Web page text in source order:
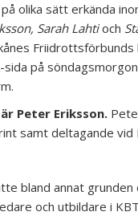
olika sätt erkända
Sarah Lahtioch
på
Peter Eriksson.
samt deltagande vid
bland annat
och utbildare i